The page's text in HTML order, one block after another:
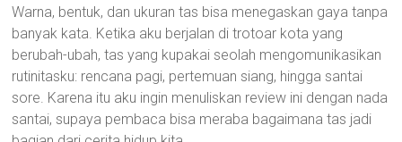
Warna, bentuk, dan ukuran tas bisa menegaskan gaya tanpa
banyak kata. Ketika aku berjalan di trotoar kota yang
berubah-ubah, tas yang kupakai seolah mengomunikasikan
rutinitasku: rencana pagi, pertemuan siang, hingga santai
sore. Karena itu aku ingin menuliskan review ini dengan nada
santai, supaya pembaca bisa meraba bagaimana tas jadi